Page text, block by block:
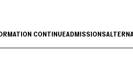
CONTINUEADMISSIONS